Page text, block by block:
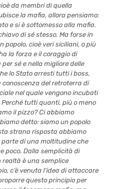
da membri di quella
la mafia, allora pensiamo:
e si è sottomesso alla mafia.
di sé stesso. Ma forse in
popolo, cioè veri siciliani, o più
la forza e il coraggio di
sé e nella migliore delle
lo Stato arresti tutti i boss,
conoscenza del retroterra di
nel quale vengono incubati
tutti quanti, più o meno
il pizzo? Ci abbiamo
detto: siamoun popolo
strana risposta abbiamo
di una moltitudine che
poco. Dalla semplicità di
è una semplice
c’è venuta l’idea di attaccare
questo principio per